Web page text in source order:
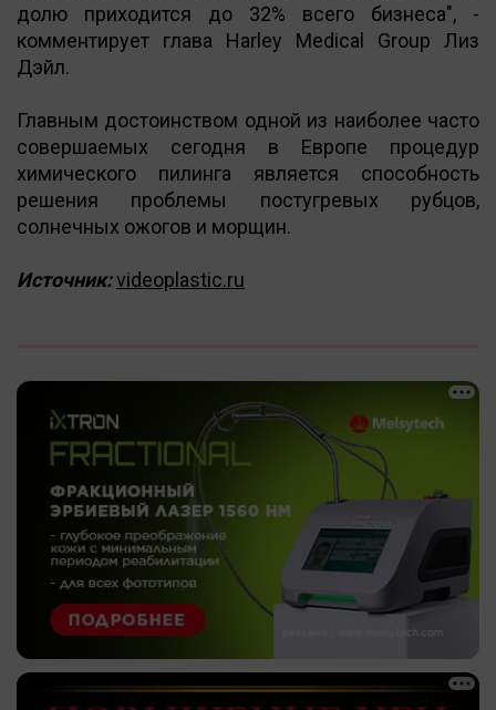
долю приходится до 32% всего бизнеса", -
комментирует глава Harley Medical Group Лиз
Дэйл.
Главным достоинством одной из наиболее часто
совершаемых сегодня в Европе процедур
химического пилинга является способность
решения проблемы постугревых рубцов,
солнечных ожогов и морщин.
Источник:videoplastic.ru